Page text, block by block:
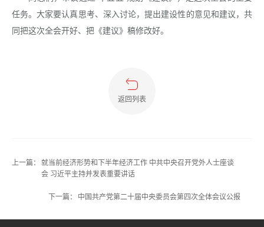
任务。大家要认真思考、深入讨论，提出建设性的意见和建议，共
同把这次全会开好、把《建议》稿修改好。
返回列表
上一篇： 就当前经济形势和下半年经济工作 中共中央召开党外人士座谈
会 习近平主持并发表重要讲话
下一篇： 中国共产党第二十届中央委员会第四次全体会议公报